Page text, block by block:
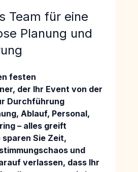
Team für eine
Planung und
festen
der Ihr Event von der
Durchführung
Ablauf, Personal,
– alles greift
sparen Sie Zeit,
und
verlassen, dass Ihr